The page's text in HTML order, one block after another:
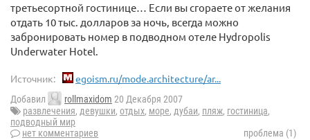
третьесортной гостинице… Если вы сгораете от желания
отдать 10 тыс. долларов за ночь, всегда можно
забронировать номер в подводном отеле Hydropolis
Underwater Hotel.
Источник: egoism.ru/mode.architecture/ar...
Добавил rollmaxidom 20 Декабря 2007
развлечения, девушки, отдых, море, дубаи, пляж, гостиница,
подводный мир
нет комментариев
проблема (1)